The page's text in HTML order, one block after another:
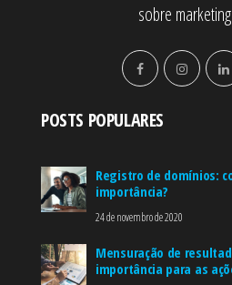
sobre
POSTS POPULARES
Registro de domínios:
importância?
24 de novembro de 2020
Mensuração de
importância para as